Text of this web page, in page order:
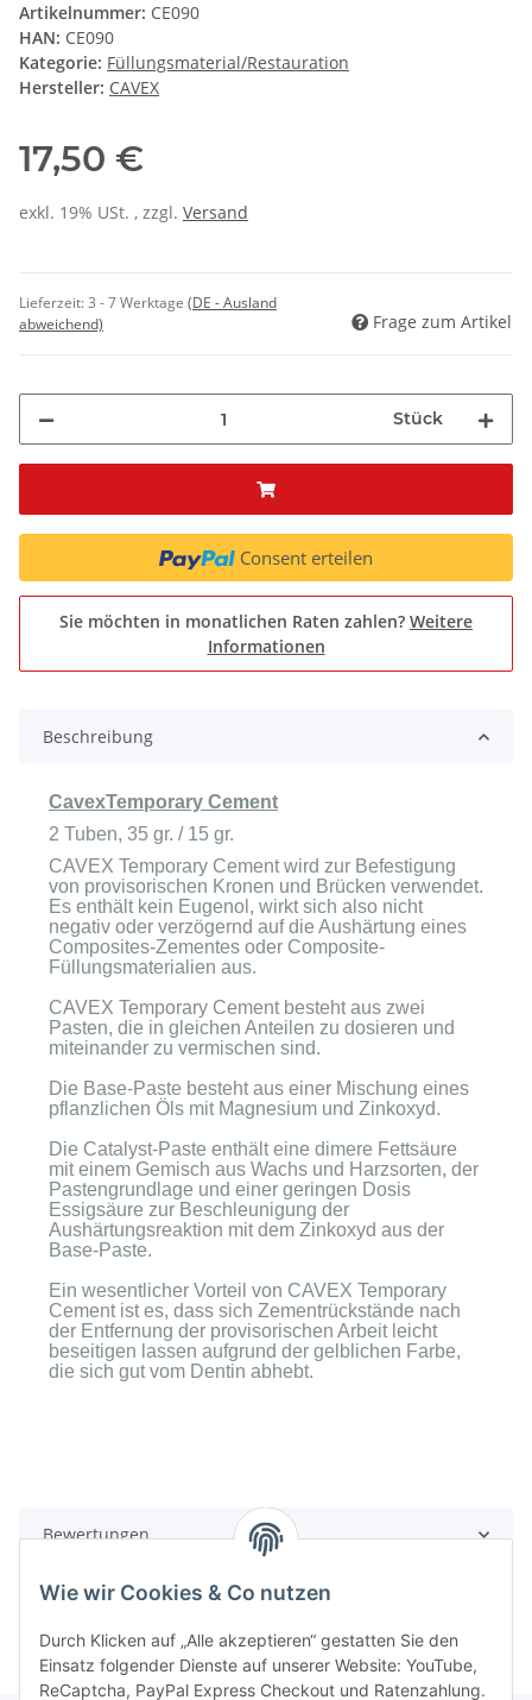
Artikelnummer: CE090
HAN: CE090
Kategorie: Füllungsmaterial/Restauration
Hersteller: CAVEX
17,50 €
exkl. 19% USt. , zzgl. Versand
Lieferzeit:3 - 7 Werktage (DE - Ausland
abweichend)
Frage zum Artikel
Stück
Consent erteilen
Sie möchten in monatlichen Raten zahlen? Weitere
Informationen
Beschreibung
CavexTemporary Cement
2 Tuben, 35 gr. / 15 gr.
CAVEX Temporary Cement wird zur Befestigung
von provisorischen Kronen und Brücken verwendet.
Es enthält kein Eugenol, wirkt sich also nicht
negativ oder verzögernd auf die Aushärtung eines
Composites-Zementes oder Composite-
Füllungsmaterialien aus.
CAVEX Temporary Cement besteht aus zwei
Pasten, die in gleichen Anteilen zu dosieren und
miteinander zu vermischen sind.
Die Base-Paste besteht aus einer Mischung eines
pflanzlichen Öls mit Magnesium und Zinkoxyd.
Die Catalyst-Paste enthält eine dimere Fettsäure
mit einem Gemisch aus Wachs und Harzsorten, der
Pastengrundlage und einer geringen Dosis
Essigsäure zur Beschleunigung der
Aushärtungsreaktion mit dem Zinkoxyd aus der
Base-Paste.
Ein wesentlicher Vorteil von CAVEX Temporary
Cement ist es, dass sich Zementrückstände nach
der Entfernung der provisorischen Arbeit leicht
beseitigen lassen aufgrund der gelblichen Farbe,
die sich gut vom Dentin abhebt.
Bewertungen
Wie wir Cookies & Co nutzen
Durch Klicken auf „Alle akzeptieren“ gestatten Sie den
Einsatz folgender Dienste auf unserer Website: YouTube,
ReCaptcha, PayPal Express Checkout und Ratenzahlung.